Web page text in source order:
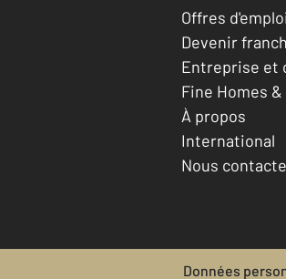
Offres
Devenir
Entreprise et
Fine Homes
À propos
International
Nous
Données